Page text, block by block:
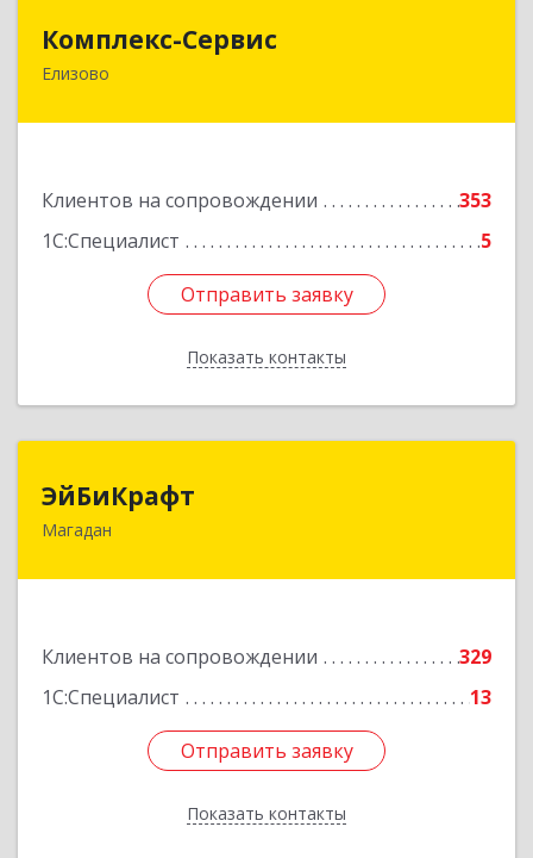
Комплекс-Сервис
Елизово
Клиентов на сопровождении
353
1С:Специалист
5
Отправить заявку
Показать контакты
684000, Камчатский край, Елизовский р-н,
Отправить заявку
Назад
ЭйБиКрафт
Магадан
Клиентов на сопровождении
329
1С:Специалист
13
Отправить заявку
Показать контакты
685000, Магаданская обл, Магадан г, Полярная
Отправить заявку
Назад